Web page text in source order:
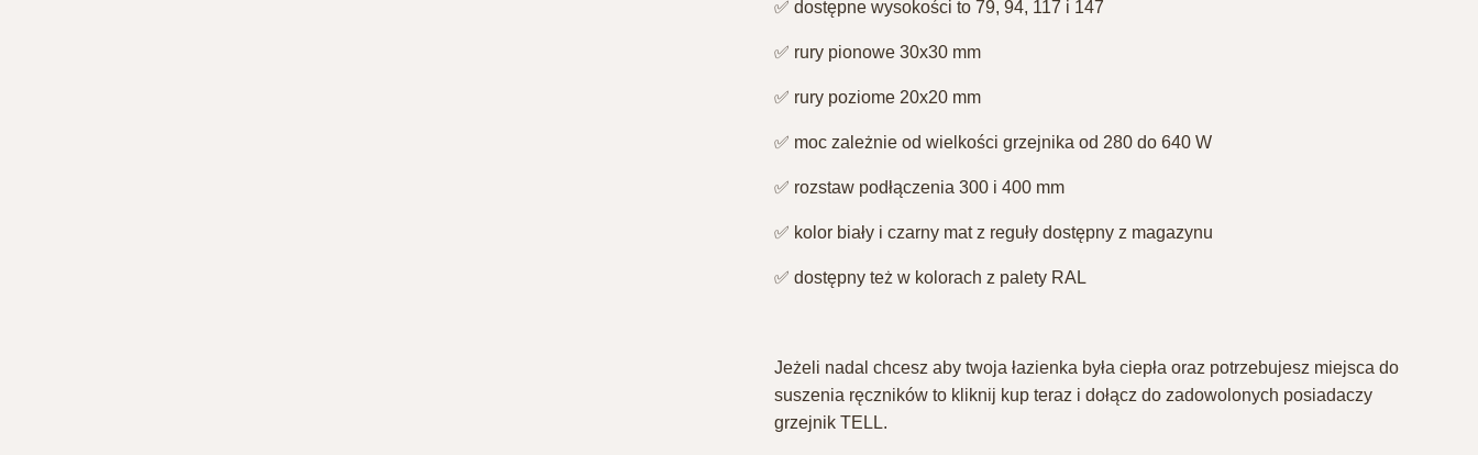
✅ dostępne wysokości to 79, 94, 117 i 147⁣
✅ rury pionowe 30x30 mm⁣
✅ rury poziome 20x20 mm⁣
✅ moc zależnie od wielkości grzejnika od 280 do 640 W⁣
✅ rozstaw podłączenia 300 i 400 mm⁣
✅ kolor biały i czarny mat z reguły dostępny z magazynu⁣
✅ dostępny też w kolorach z palety RAL⁣
Jeżeli nadal chcesz aby twoja łazienka była ciepła oraz potrzebujesz miejsca do
suszenia ręczników to kliknij kup teraz i dołącz do zadowolonych posiadaczy
grzejnik TELL.⁣